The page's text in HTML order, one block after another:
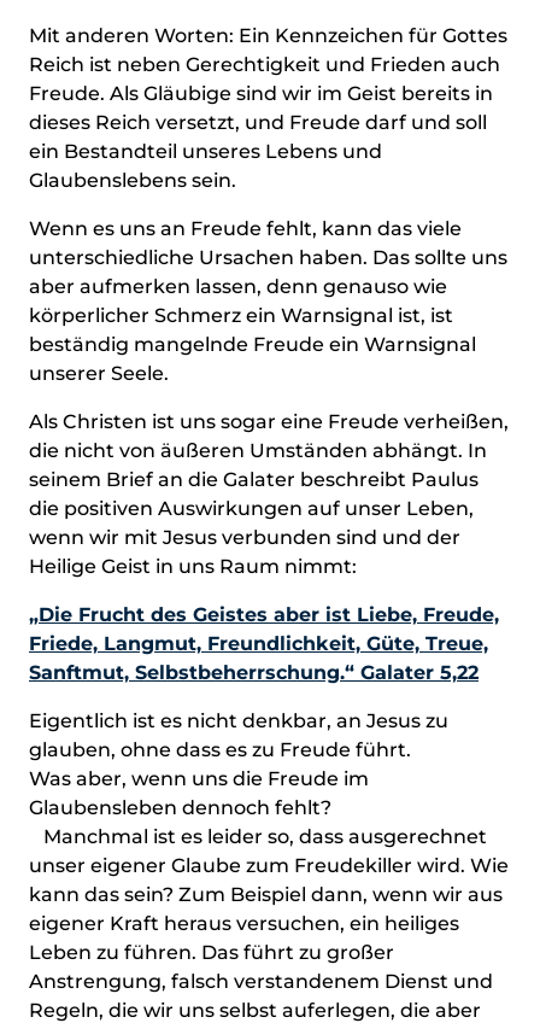
Mit anderen Worten: Ein Kennzeichen für Gottes
Reich ist neben Gerechtigkeit und Frieden auch
Freude. Als Gläubige sind wir im Geist bereits in
dieses Reich versetzt, und Freude darf und soll
ein Bestandteil unseres Lebens und
Glaubenslebens sein.
Wenn es uns an Freude fehlt, kann das viele
unterschiedliche Ursachen haben. Das sollte uns
aber aufmerken lassen, denn genauso wie
körperlicher Schmerz ein Warnsignal ist, ist
beständig mangelnde Freude ein Warnsignal
unserer Seele.
Als Christen ist uns sogar eine Freude verheißen,
die nicht von äußeren Umständen abhängt. In
seinem Brief an die Galater beschreibt Paulus
die positiven Auswirkungen auf unser Leben,
wenn wir mit Jesus verbunden sind und der
Heilige Geist in uns Raum nimmt:
„Die Frucht des Geistes aber ist Liebe, Freude,
Friede, Langmut, Freundlichkeit, Güte, Treue,
Sanftmut, Selbstbeherrschung.“ Galater 5,22
Eigentlich ist es nicht denkbar, an Jesus zu
glauben, ohne dass es zu Freude führt.
Was aber, wenn uns die Freude im
Glaubensleben dennoch fehlt?
Manchmal ist es leider so, dass ausgerechnet
unser eigener Glaube zum Freudekiller wird. Wie
kann das sein? Zum Beispiel dann, wenn wir aus
eigener Kraft heraus versuchen, ein heiliges
Leben zu führen. Das führt zu großer
Anstrengung, falsch verstandenem Dienst und
Regeln, die wir uns selbst auferlegen, die aber